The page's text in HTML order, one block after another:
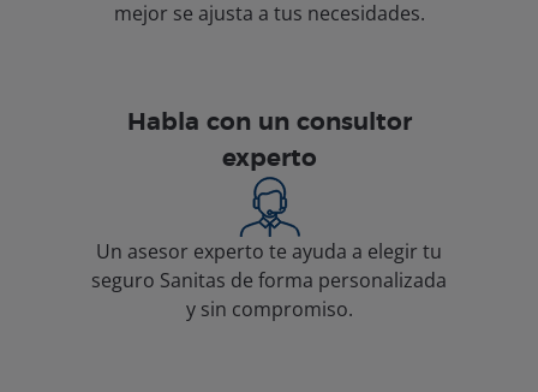
mejor se ajusta a tus necesidades.
Habla con un consultor
experto
Un asesor experto te ayuda a elegir tu
seguro Sanitas de forma personalizada
y sin compromiso.